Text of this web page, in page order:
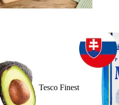
Tesco Finest